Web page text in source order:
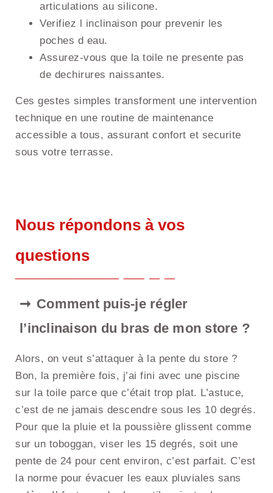
articulations au silicone.
Verifiez l inclinaison pour prevenir les
poches d eau.
Assurez-vous que la toile ne presente pas
de dechirures naissantes.
Ces gestes simples transforment une intervention
technique en une routine de maintenance
accessible a tous, assurant confort et securite
sous votre terrasse.
Nous répondons à vos
questions
Comment puis-je régler
l’inclinaison du bras de mon store ?
Alors, on veut s’attaquer à la pente du store ?
Bon, la première fois, j’ai fini avec une piscine
sur la toile parce que c’était trop plat. L’astuce,
c’est de ne jamais descendre sous les 10 degrés.
Pour que la pluie et la poussière glissent comme
sur un toboggan, viser les 15 degrés, soit une
pente de 24 pour cent environ, c’est parfait. C’est
la norme pour évacuer les eaux pluviales sans